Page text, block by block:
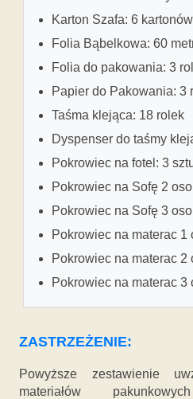
Karton Szafa: 6 kartonów
Folia Bąbelkowa: 60
Folia do pakowania: 3
Papier do Pakowania: 3
Taśma klejąca: 18 rolek
Dyspenser do taśmy
Pokrowiec na fotel: 3
Pokrowiec na Sofę 2
Pokrowiec na Sofę 3
Pokrowiec na materac 1
Pokrowiec na materac 2
Pokrowiec na materac 3
ZASTRZEŻENIE:
Powyższe zestawienie
materiałów